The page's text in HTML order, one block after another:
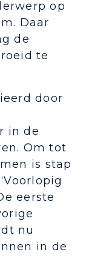
op
Daar
de
te
door
in de
Om tot
is stap
eerste
nu
in de